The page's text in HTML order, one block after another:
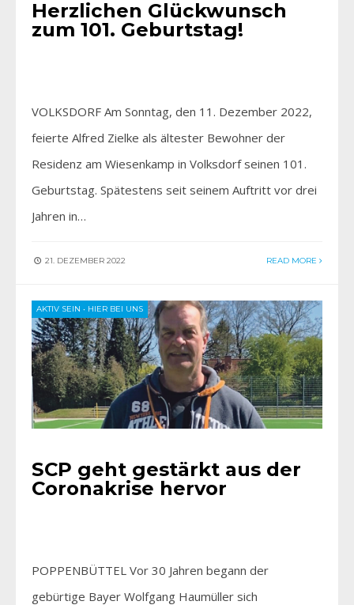
Herzlichen Glückwunsch
zum 101. Geburtstag!
VOLKSDORF Am Sonntag, den 11. Dezember 2022,
feierte Alfred Zielke als ältester Bewohner der
Residenz am Wiesenkamp in Volksdorf seinen 101.
Geburtstag. Spätestens seit seinem Auftritt vor drei
Jahren in…
21. DEZEMBER 2022 READ MORE
AKTIV SEIN • HIER BEI UNS
SCP geht gestärkt aus der
Coronakrise hervor
POPPENBÜTTEL Vor 30 Jahren begann der
gebürtige Bayer Wolfgang Haumüller sich